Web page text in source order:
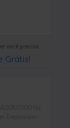
você precisa
Grátis!
for
Explosion-